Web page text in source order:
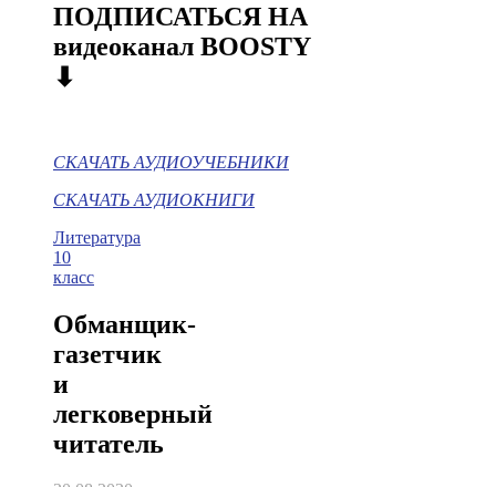
ПОДПИСАТЬСЯ НА
видеоканал BOOSTY
⬇
СКАЧАТЬ АУДИОУЧЕБНИКИ
СКАЧАТЬ АУДИОКНИГИ
Литература
10
класс
Обманщик-
газетчик
и
легковерный
читатель